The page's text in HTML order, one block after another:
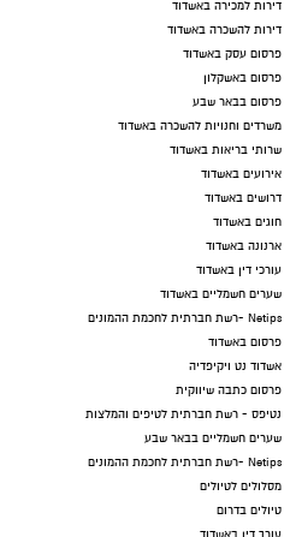
דירות למכירה באשדוד
דירות להשכרה באשדוד
פרסום עסק באשדוד
פרסום באשקלון
פרסום בבאר שבע
משרדים וחנויות להשכרה באשדוד
שרותי בריאות באשדוד
אירועים באשדוד
דרושים באשדוד
חוגים באשדוד
ארנונה באשדוד
עורכי דין באשדוד
שערים חשמליים באשדוד
Netips -רשת חברתית לחכמת ההמונים
פרסום באשדוד
אשדוד נט ויקיפדיה
פרסום כתבה שיווקית
נטיפס - רשת חברתית לטיפים והמלצות
שערים חשמליים בבאר שבע
Netips -רשת חברתית לחכמת ההמונים
מסלולים לטיולים
טיולים בדרום